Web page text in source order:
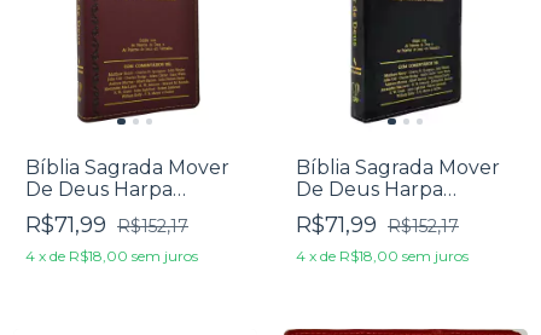
Bíblia Sagrada Mover
De Deus Harpa
Avivada E Corinhos
Luxo Bordô
R$71,99 R$152,17
4 x de R$18,00 sem juros
Bíblia Sagrada Mover
De Deus Harpa
Avivada E Corinhos
Luxo Preta
R$71,99 R$152,17
4 x de R$18,00 sem juros